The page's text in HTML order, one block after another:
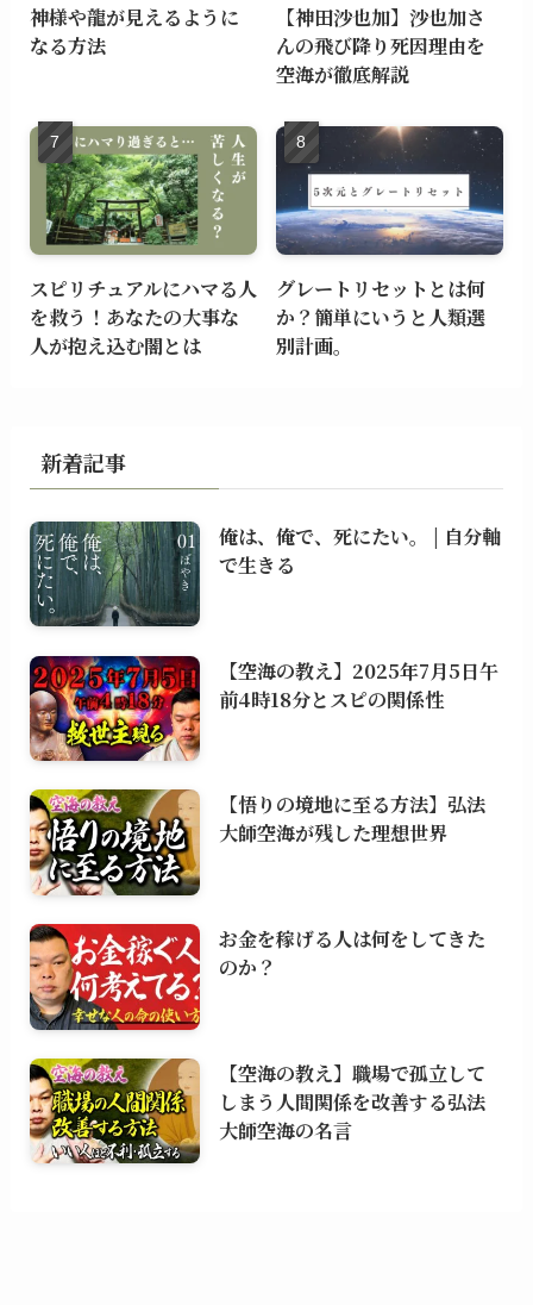
神様や龍が見えるように
なる方法
【神田沙也加】沙也加さ
んの飛び降り死因理由を
空海が徹底解説
スピリチュアルにハマる人
を救う！あなたの大事な
人が抱え込む闇とは
グレートリセットとは何
か？簡単にいうと人類選
別計画。
新着記事
俺は、俺で、死にたい。 | 自分軸
で生きる
【空海の教え】2025年7月5日午
前4時18分とスピの関係性
【悟りの境地に至る方法】弘法
大師空海が残した理想世界
お金を稼げる人は何をしてきた
のか？
【空海の教え】職場で孤立して
しまう人間関係を改善する弘法
大師空海の名言